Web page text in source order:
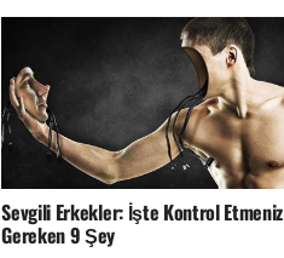
Sevgili Erkekler: İşte Kontrol Etmeniz
Gereken 9 Şey